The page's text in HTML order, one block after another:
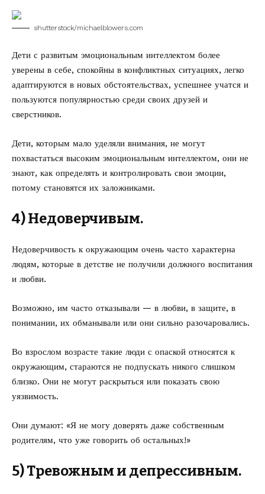
shutterstock/michaelblowers.com
Дети с развитым эмоциональным интеллектом более
уверены в себе, спокойны в конфликтных ситуациях, легко
адаптируются в новых обстоятельствах, успешнее учатся и
пользуются популярностью среди своих друзей и
сверстников.
Дети, которым мало уделяли внимания, не могут
похвастаться высоким эмоциональным интеллектом, они не
знают, как определять и контролировать свои эмоции,
потому становятся их заложниками.
4) Недоверчивым.
Недоверчивость к окружающим очень часто характерна
людям, которые в детстве не получили должного воспитания
и любви.
Возможно, им часто отказывали — в любви, в защите, в
понимании, их обманывали или они сильно разочаровались.
Во взрослом возрасте такие люди с опаской относятся к
окружающим, стараются не подпускать никого слишком
близко. Они не могут раскрыться или показать свою
уязвимость.
Они думают: «Я не могу доверять даже собственным
родителям, что уже говорить об остальных!»
5) Тревожным и депрессивным.